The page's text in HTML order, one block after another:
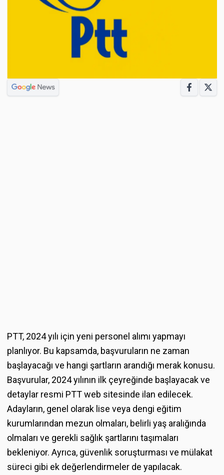
PTT, 2024 yılı için yeni personel alımı yapmayı
planlıyor. Bu kapsamda, başvuruların ne zaman
başlayacağı ve hangi şartların arandığı merak konusu.
Başvurular, 2024 yılının ilk çeyreğinde başlayacak ve
detaylar resmi PTT web sitesinde ilan edilecek.
Adayların, genel olarak lise veya dengi eğitim
kurumlarından mezun olmaları, belirli yaş aralığında
olmaları ve gerekli sağlık şartlarını taşımaları
bekleniyor. Ayrıca, güvenlik soruşturması ve mülakat
süreci gibi ek değerlendirmeler de yapılacak.